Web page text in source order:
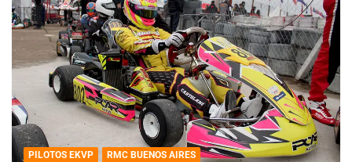
PILOTOS EKVP RMC BUENOS AIRES